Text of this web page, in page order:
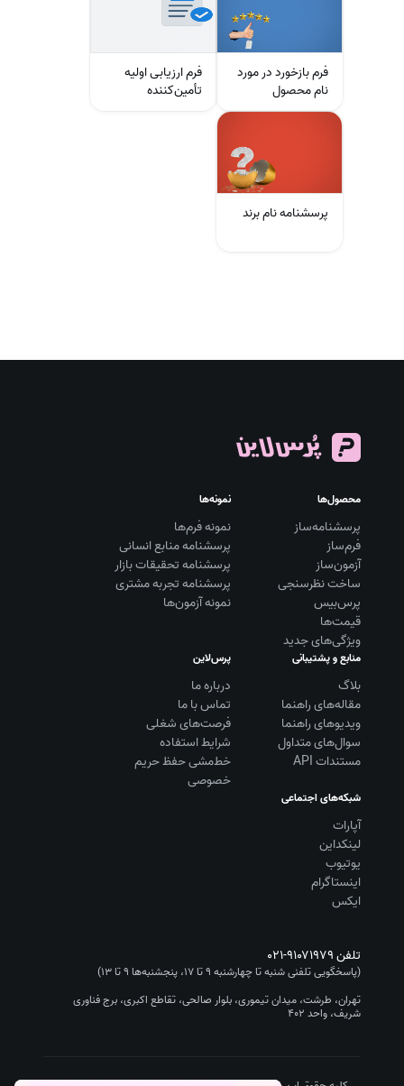
فرم بازخورد در مورد
نام محصول
فرم ارزیابی اولیه
تأمین‌کننده
پرسشنامه نام برند
محصول‌ها
پرسشنامه‌ساز
فرم‌ساز
آزمون‌ساز
ساخت نظرسنجی
پرس‌بیس
قیمت‌ها
ویژگی‌های جدید
نمونه‌ها
نمونه فرم‌ها
پرسشنامه منابع انسانی
پرسشنامه تحقیقات بازار
پرسشنامه تجربه مشتری
نمونه آزمون‌ها
منابع و پشتیبانی
بلاگ
مقاله‌های راهنما
ویديوهای راهنما
سوال‌های متداول
مستندات API
پرس‌لاین
درباره ما
تماس با ما
فرصت‌های شغلی
شرایط استفاده
خط‌مشی حفظ حریم
خصوصی
شبکه‌های اجتماعی
آپارات
لینکداین
یوتیوب
اینستاگرام
ایکس
تلفن۰۲۱-۹۱۰۷۱۹۷۹
(پاسخگویی تلفنی شنبه تا چهارشنبه ۹ تا ۱۷، پنجشنبه‌ها ۹ تا ۱۳)
تهران، طرشت، میدان تیموری، بلوار صالحی، تقاطع اکبری، برج فناوری
شریف، واحد ۴۰۲